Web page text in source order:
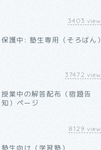
3403 view
保護中: 塾生専用（そろばん）
37472 view
授業中の解答配布（宿題告
知）ページ
8129 view
塾生向け（学習塾）